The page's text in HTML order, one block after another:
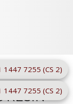
1447 7255 (CS 2)
1447 7255 (CS 2)
RESIN